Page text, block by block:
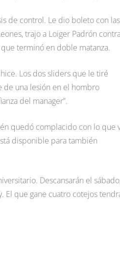
de control. Le dio boleto con las
trajo a Loiger Padrón
terminó en doble matanza.
Los dos sliders que le tiré
de una lesión en el hombro
del manager”.
quedó complacido con lo que
disponible para también
Descansarán el
El que gane cuatro cotejos